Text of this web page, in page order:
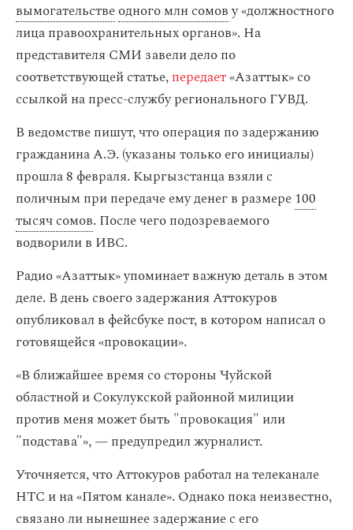
вымогательствеодного млн сомову «должностного
лица правоохранительных органов». На
представителя СМИ завели дело по
соответствующей статье,передает«Азаттык» со
ссылкой на пресс-службу регионального ГУВД.
В ведомстве пишут, что операция по задержанию
гражданина А.Э. (указаны только его инициалы)
прошла 8 февраля. Кыргызстанца взяли с
поличным при передаче ему денег в размере100
тысяч сомов. После чего подозреваемого
водворили в ИВС.
Радио «Азаттык» упоминает важную деталь в этом
деле. В день своего задержания Аттокуров
опубликовал в фейсбуке пост, в котором написал о
готовящейся «провокации».
«В ближайшее время со стороны Чуйской
областной и Сокулукской районной милиции
против меня может быть "провокация" или
"подстава"», — предупредил журналист.
Уточняется, что Аттокуров работал на телеканале
НТС и на «Пятом канале». Однако пока неизвестно,
связано ли нынешнее задержание с его